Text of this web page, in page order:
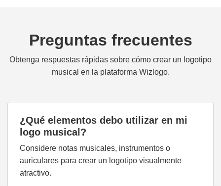
Preguntas frecuentes
Obtenga respuestas rápidas sobre cómo crear un logotipo
musical en la plataforma Wizlogo.
¿Qué elementos debo utilizar en mi
logo musical?
Considere notas musicales, instrumentos o
auriculares para crear un logotipo visualmente
atractivo.